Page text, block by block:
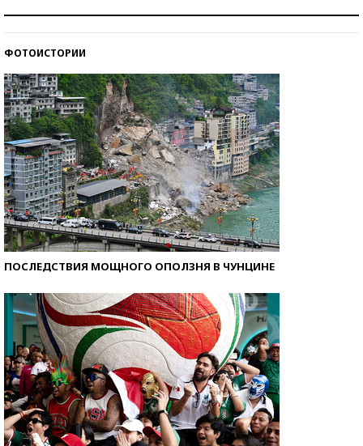
ФОТОИСТОРИИ
ПОСЛЕДСТВИЯ МОЩНОГО ОПОЛЗНЯ В ЧУНЦИНЕ